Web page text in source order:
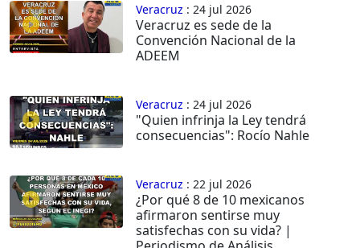
Veracruz : 24 jul 2026
Veracruz es sede de la
Convención Nacional de la
ADEEM
Veracruz : 24 jul 2026
"Quien infrinja la Ley tendrá
consecuencias": Rocío Nahle
Veracruz : 22 jul 2026
¿Por qué 8 de 10 mexicanos
afirmaron sentirse muy
satisfechas con su vida? |